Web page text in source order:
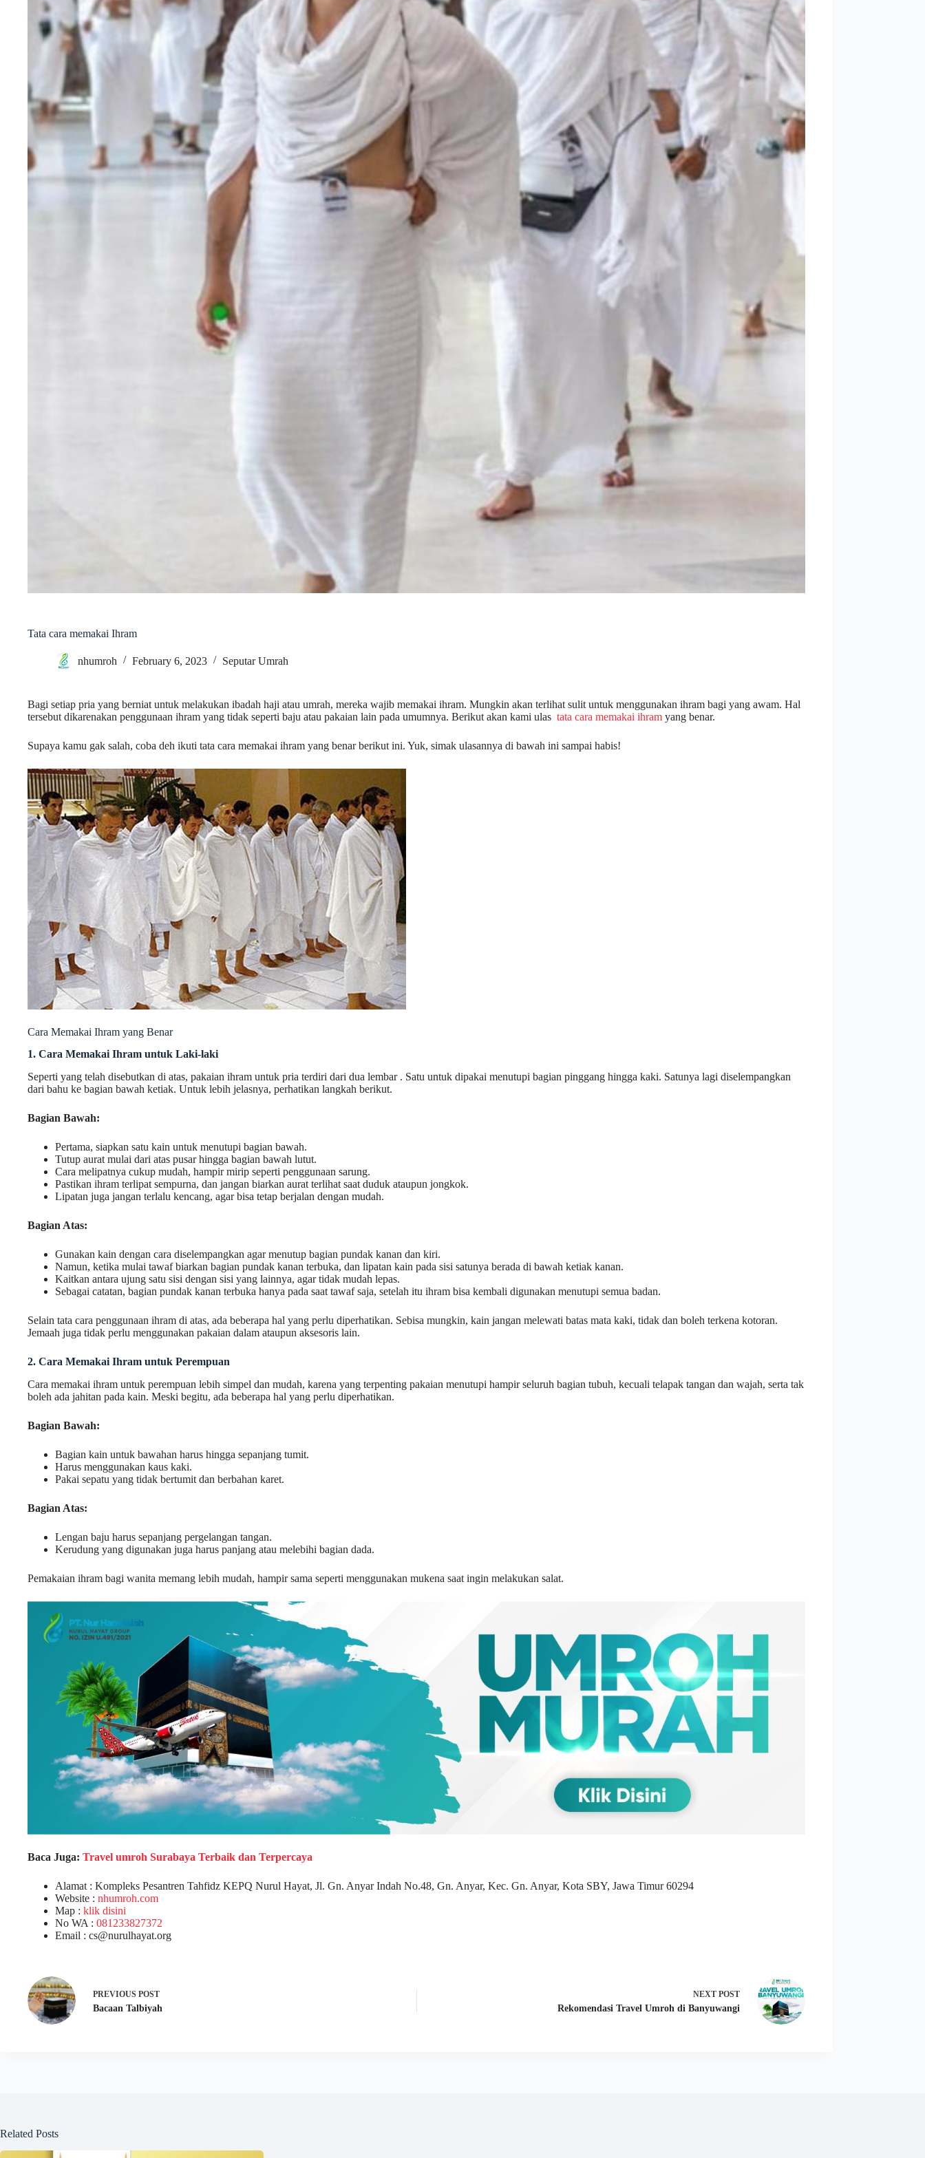
Tata cara memakai Ihram
nhumroh February 6, 2023 Seputar Umrah
Bagi setiap pria yang berniat untuk melakukan ibadah haji atau umrah, mereka wajib memakai ihram. Mungkin akan terlihat sulit untuk menggunakan ihram bagi yang awam. Hal
tersebut dikarenakan penggunaan ihram yang tidak seperti baju atau pakaian lain pada umumnya. Berikut akan kami ulas tata cara memakai ihram yang benar.
Supaya kamu gak salah, coba deh ikuti tata cara memakai ihram yang benar berikut ini. Yuk, simak ulasannya di bawah ini sampai habis!
Cara Memakai Ihram yang Benar
1. Cara Memakai Ihram untuk Laki-laki
Seperti yang telah disebutkan di atas, pakaian ihram untuk pria terdiri dari dua lembar . Satu untuk dipakai menutupi bagian pinggang hingga kaki. Satunya lagi diselempangkan
dari bahu ke bagian bawah ketiak. Untuk lebih jelasnya, perhatikan langkah berikut.
Bagian Bawah:
Pertama, siapkan satu kain untuk menutupi bagian bawah.
Tutup aurat mulai dari atas pusar hingga bagian bawah lutut.
Cara melipatnya cukup mudah, hampir mirip seperti penggunaan sarung.
Pastikan ihram terlipat sempurna, dan jangan biarkan aurat terlihat saat duduk ataupun jongkok.
Lipatan juga jangan terlalu kencang, agar bisa tetap berjalan dengan mudah.
Bagian Atas:
Gunakan kain dengan cara diselempangkan agar menutup bagian pundak kanan dan kiri.
Namun, ketika mulai tawaf biarkan bagian pundak kanan terbuka, dan lipatan kain pada sisi satunya berada di bawah ketiak kanan.
Kaitkan antara ujung satu sisi dengan sisi yang lainnya, agar tidak mudah lepas.
Sebagai catatan, bagian pundak kanan terbuka hanya pada saat tawaf saja, setelah itu ihram bisa kembali digunakan menutupi semua badan.
Selain tata cara penggunaan ihram di atas, ada beberapa hal yang perlu diperhatikan. Sebisa mungkin, kain jangan melewati batas mata kaki, tidak dan boleh terkena kotoran.
Jemaah juga tidak perlu menggunakan pakaian dalam ataupun aksesoris lain.
2. Cara Memakai Ihram untuk Perempuan
Cara memakai ihram untuk perempuan lebih simpel dan mudah, karena yang terpenting pakaian menutupi hampir seluruh bagian tubuh, kecuali telapak tangan dan wajah, serta tak
boleh ada jahitan pada kain. Meski begitu, ada beberapa hal yang perlu diperhatikan.
Bagian Bawah:
Bagian kain untuk bawahan harus hingga sepanjang tumit.
Harus menggunakan kaus kaki.
Pakai sepatu yang tidak bertumit dan berbahan karet.
Bagian Atas:
Lengan baju harus sepanjang pergelangan tangan.
Kerudung yang digunakan juga harus panjang atau melebihi bagian dada.
Pemakaian ihram bagi wanita memang lebih mudah, hampir sama seperti menggunakan mukena saat ingin melakukan salat.
Baca Juga: Travel umroh Surabaya Terbaik dan Terpercaya
Alamat : Kompleks Pesantren Tahfidz KEPQ Nurul Hayat, Jl. Gn. Anyar Indah No.48, Gn. Anyar, Kec. Gn. Anyar, Kota SBY, Jawa Timur 60294
Website : nhumroh.com
Map : klik disini
No WA : 081233827372
Email : cs@nurulhayat.org
PREVIOUS POST
Bacaan Talbiyah
NEXT POST
Rekomendasi Travel Umroh di Banyuwangi
Related Posts